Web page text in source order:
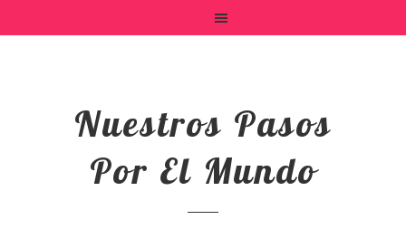
Nuestros Pasos
Por El Mundo